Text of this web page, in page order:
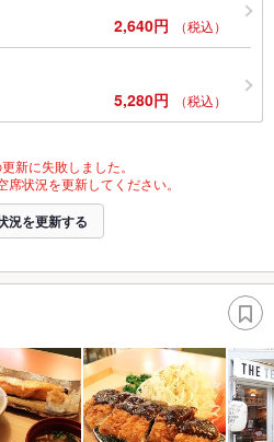
2,640円 （税込）
5,280円 （税込）
新に失敗しました。
状況を更新してください。
況を更新する